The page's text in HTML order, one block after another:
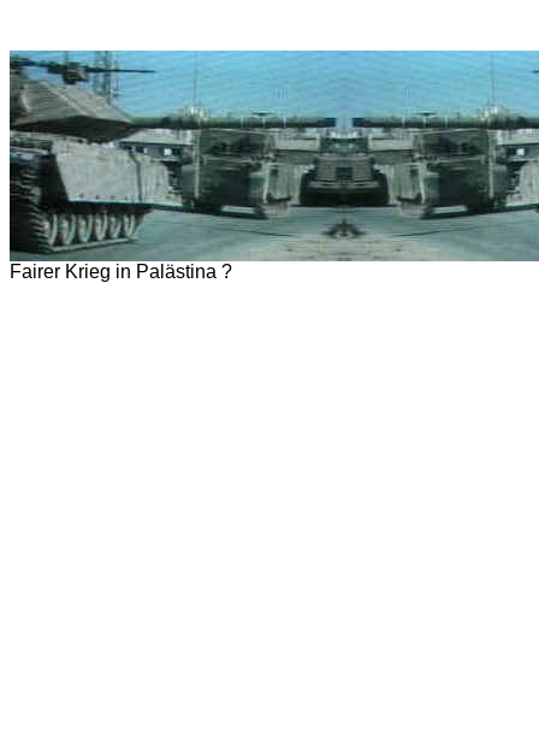
Fairer Krieg in Palästina ?